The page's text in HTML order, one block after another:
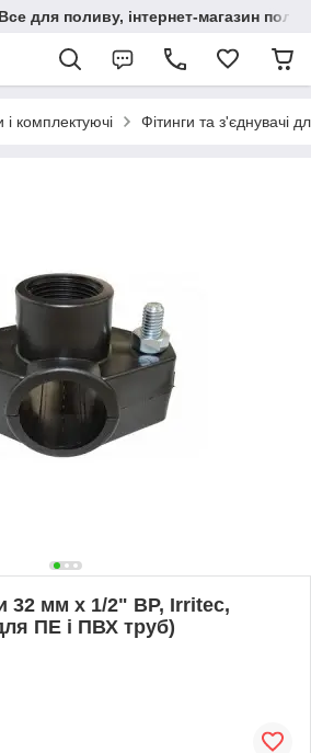
для поливу, інтернет-магазин
і комплектуючі Фітинги та з'єднувачі
32 мм x 1/2" ВР, Irritec,
ПЕ і ПВХ труб)